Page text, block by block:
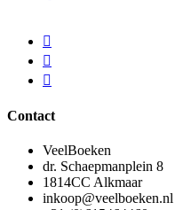
Contact
VeelBoeken
dr. Schaepmanplein 8
1814CC Alkmaar
inkoop@veelboeken.nl